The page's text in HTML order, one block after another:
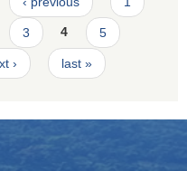
3 4 5
› last »